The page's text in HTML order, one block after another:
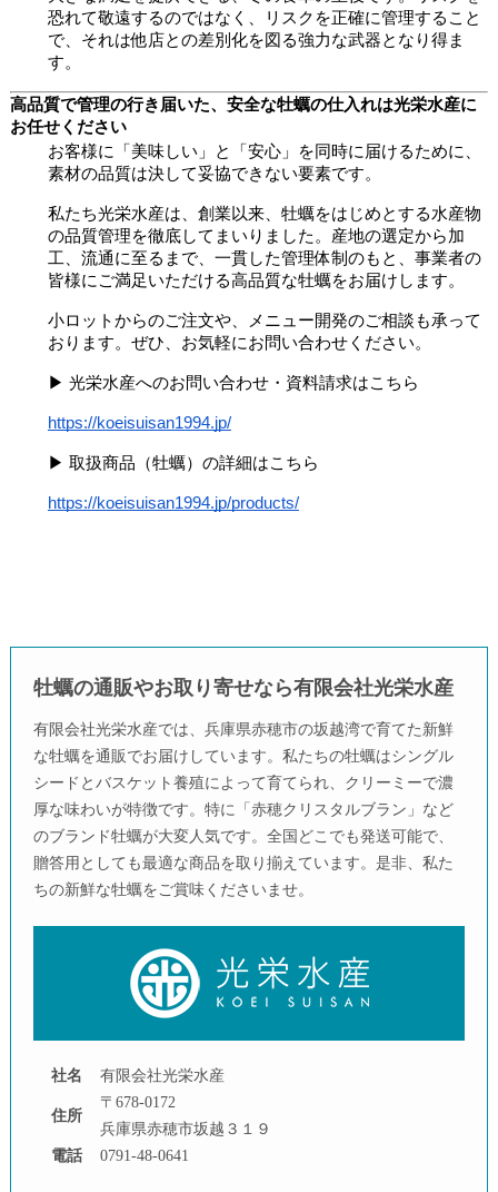
恐れて敬遠するのではなく、リスクを正確に管理すること
で、それは他店との差別化を図る強力な武器となり得ま
す。
高品質で管理の行き届いた、安全な牡蠣の仕入れは光栄水産に
お任せください
お客様に「美味しい」と「安心」を同時に届けるために、
素材の品質は決して妥協できない要素です。
私たち光栄水産は、創業以来、牡蠣をはじめとする水産物
の品質管理を徹底してまいりました。産地の選定から加
工、流通に至るまで、一貫した管理体制のもと、事業者の
皆様にご満足いただける高品質な牡蠣をお届けします。
小ロットからのご注文や、メニュー開発のご相談も承って
おります。ぜひ、お気軽にお問い合わせください。
▶︎ 光栄水産へのお問い合わせ・資料請求はこちら
https://koeisuisan1994.jp/
▶︎ 取扱商品（牡蠣）の詳細はこちら
https://koeisuisan1994.jp/products/
牡蠣の通販やお取り寄せなら有限会社光栄水産
有限会社光栄水産では、兵庫県赤穂市の坂越湾で育てた新鮮
な牡蠣を通販でお届けしています。私たちの牡蠣はシングル
シードとバスケット養殖によって育てられ、クリーミーで濃
厚な味わいが特徴です。特に「赤穂クリスタルブラン」など
のブランド牡蠣が大変人気です。全国どこでも発送可能で、
贈答用としても最適な商品を取り揃えています。是非、私た
ちの新鮮な牡蠣をご賞味くださいませ。
社名 有限会社光栄水産
住所
〒678-0172
兵庫県赤穂市坂越３１９
電話
0791-48-0641